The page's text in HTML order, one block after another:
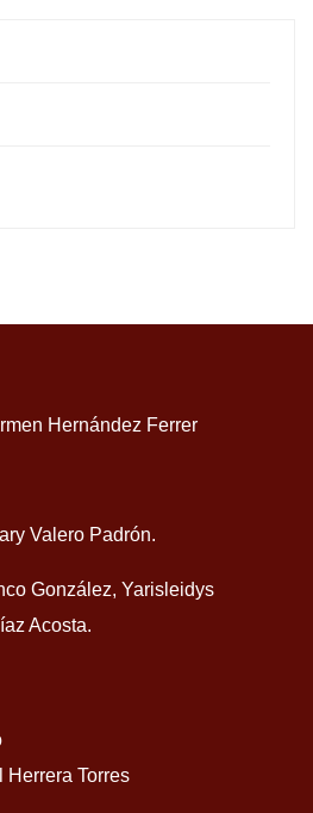
Hernández Ferrer
Valero Padrón.
González, Yarisleidys
Acosta.
Herrera Torres